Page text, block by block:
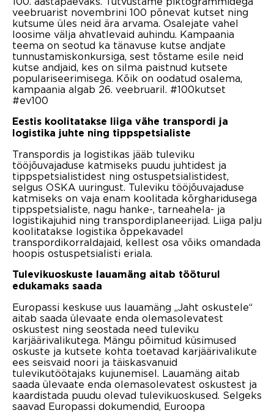
veebruarist novembrini 100 põnevat kutset ning
kutsume üles neid ära arvama. Osalejate vahel
loosime välja ahvatlevaid auhindu. Kampaania
teema on seotud ka tänavuse kutse andjate
tunnustamiskonkursiga, sest tõstame esile neid
kutse andjaid, kes on silma paistnud kutsete
populariseerimisega. Kõik on oodatud osalema,
kampaania algab 26. veebruaril. #100kutset
#ev100
Eestis koolitatakse liiga vähe transpordi ja
logistika juhte ning tippspetsialiste
Transpordis ja logistikas jääb tuleviku
tööjõuvajaduse katmiseks puudu juhtidest ja
tippspetsialistidest ning ostuspetsialistidest,
selgus OSKA uuringust. Tuleviku tööjõuvajaduse
katmiseks on vaja enam koolitada kõrgharidusega
tippspetsialiste, nagu hanke-, tarneahela- ja
logistikajuhid ning transpordiplaneerijad. Liiga palju
koolitatakse logistika õppekavadel
transpordikorraldajaid, kellest osa võiks omandada
hoopis ostuspetsialisti eriala.
Tulevikuoskuste lauamäng aitab tööturul
edukamaks saada
Europassi keskuse uus lauamäng „Jaht oskustele“
aitab saada ülevaate enda olemasolevatest
oskustest ning seostada need tuleviku
karjäärivalikutega. Mängu põimitud küsimused
oskuste ja kutsete kohta toetavad karjäärivalikute
ees seisvaid noori ja täiskasvanuid
tulevikutöötajaks kujunemisel. Lauamäng aitab
saada ülevaate enda olemasolevatest oskustest ja
kaardistada puudu olevad tulevikuoskused. Selgeks
saavad Europassi dokumendid, Euroopa